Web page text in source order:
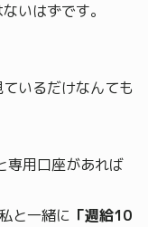
いはずです。
いるだけなんても
専用口座があれば
と一緒に 「週給10